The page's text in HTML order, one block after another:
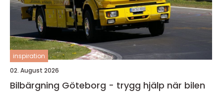
inspiration
02. August 2026
Bilbärgning Göteborg - trygg hjälp när bilen